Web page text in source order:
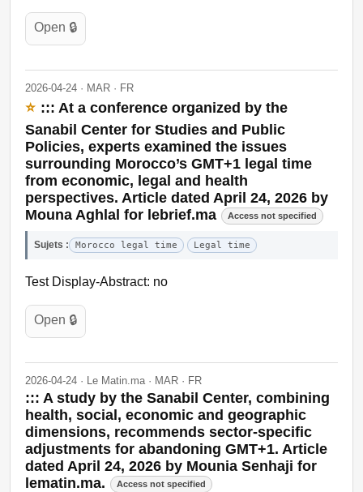
Open 🔒
2026-04-24 · MAR · FR
⭐ ::: At a conference organized by the
Sanabil Center for Studies and Public
Policies, experts examined the issues
surrounding Morocco’s GMT+1 legal time
from economic, legal and health
perspectives. Article dated April 24, 2026 by
Mouna Aghlal for lebrief.ma
Access not specified
Sujets : Morocco legal time Legal time
Test Display-Abstract: no
Open 🔒
2026-04-24 · Le Matin.ma · MAR · FR
::: A study by the Sanabil Center, combining
health, social, economic and geographic
dimensions, recommends sector-specific
adjustments for abandoning GMT+1. Article
dated April 24, 2026 by Mounia Senhaji for
lematin.ma.
Access not specified